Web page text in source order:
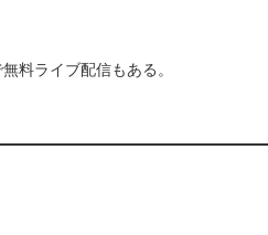
料ライブ配信もある。